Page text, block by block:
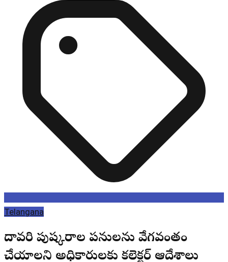
Telangana
గోదావరి పుష్కరాల పనులను వేగవంతం
చేయాలని అధికారులకు కలెక్టర్ ఆదేశాలు